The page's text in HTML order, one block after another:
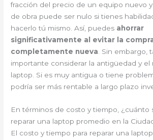
fracción del precio de un equipo nuevo
de obra puede ser nulo si tienes
hacerlo tú mismo. Así, puedes ahorrar
significativamente al evitar la
completamente nueva. Sin embargo,
importante considerar la antigüedad y
laptop. Si es muy antigua o tiene
podría ser más rentable a largo plazo
En términos de costo y tiempo, ¿cuánto
reparar una laptop promedio en la
El costo y tiempo para reparar una